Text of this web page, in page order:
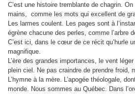
C’est une histoire tremblante de chagrin.
mains, comme les mots qui excellent de
Les larmes coulent. Les pages sont à
égrène chacune des perles, comme l’arbre
C’est ici, dans le cœur de ce récit qu’hurle
magnifique.
L’ère des grandes importances, le vent
plein ciel. Ne pas craindre de prendre froid,
L’hymne à la mère. L’apogée théologale,
monde. Nous sommes au Québec. Dans